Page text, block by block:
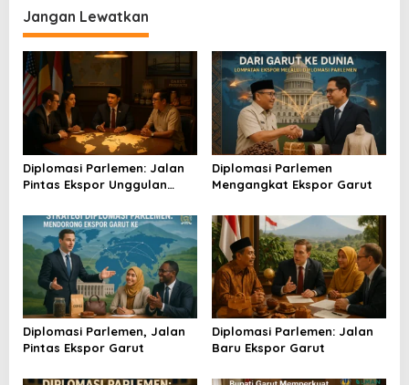
i
g
a
s
i
o
s
Jangan Lewatkan
Diplomasi Parlemen: Jalan
Pintas Ekspor Unggulan
Diplomasi Parlemen
Mengangkat Ekspor Garut
Diplomasi Parlemen, Jalan
Pintas Ekspor Garut
Diplomasi Parlemen: Jalan
Baru Ekspor Garut